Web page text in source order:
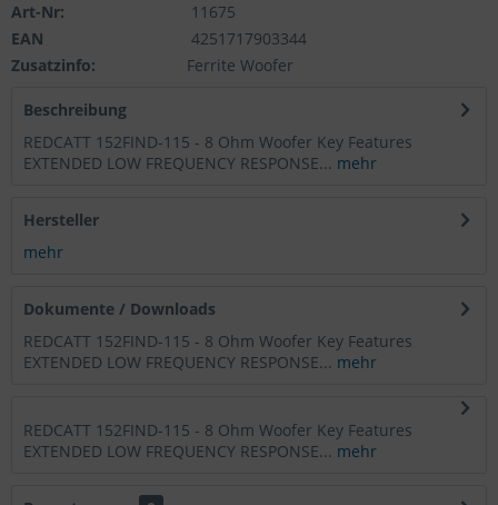
Art-Nr:
11675
EAN
4251717903344
Zusatzinfo:
Ferrite Woofer
Beschreibung
REDCATT 152FIND-115 - 8 Ohm Woofer Key Features
EXTENDED LOW FREQUENCY RESPONSE... mehr
Hersteller
mehr
Dokumente / Downloads
REDCATT 152FIND-115 - 8 Ohm Woofer Key Features
EXTENDED LOW FREQUENCY RESPONSE... mehr
REDCATT 152FIND-115 - 8 Ohm Woofer Key Features
EXTENDED LOW FREQUENCY RESPONSE... mehr